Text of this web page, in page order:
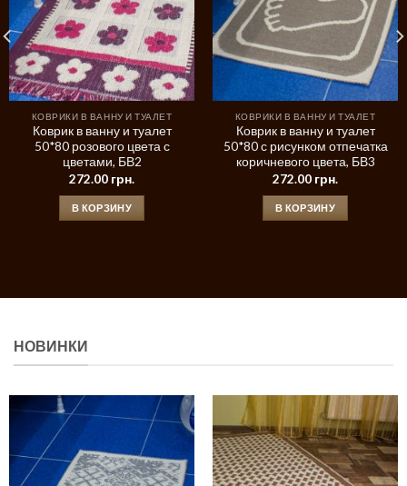
КОВРИКИ В ВАННУ И ТУАЛЕТ
Коврик в ванну и туалет
50*80 розового цвета с
цветами, БВ2
272.00 грн.
В КОРЗИНУ
КОВРИКИ В ВАННУ И ТУАЛЕТ
Коврик в ванну и туалет
50*80 с рисунком отпечатка
коричневого цвета, БВ3
272.00 грн.
В КОРЗИНУ
НОВИНКИ